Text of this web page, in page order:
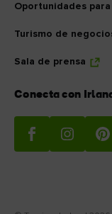
Oportunidades
Turismo de
Sala de prensa
Conecta con